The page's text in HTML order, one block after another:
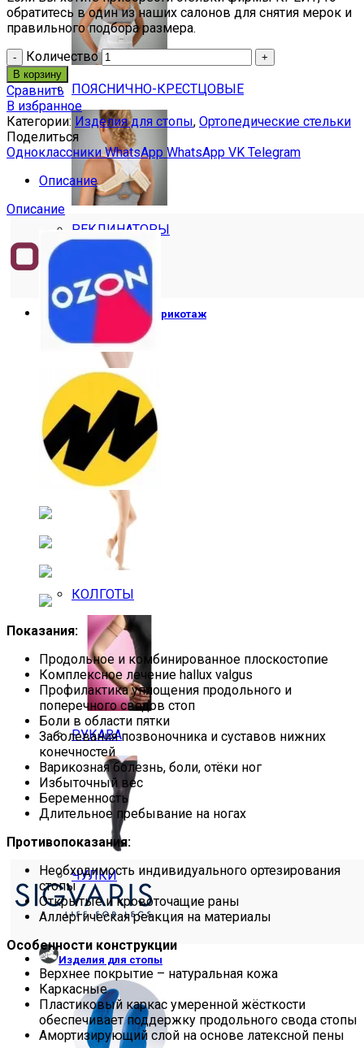
ПОЯСНИЧНО-КРЕСТЦОВЫЕ
РЕКЛИНАТОРЫ
Компрессионный трикотаж
ГОЛЬФЫ
КОЛГОТЫ
РУКАВА
ЧУЛКИ
Изделия для стопы
обратитесь в один из наших салонов для снятия мерок и
правильного подбора размера.
Количество
В корзину
Сравнить
В избранное
Категории: Изделия для стопы, Ортопедические стельки
Поделиться
Одноклассники WhatsApp WhatsApp VK Telegram
Описание
Описание
Показания:
Продольное и комбинированное плоскостопие
Комплексное лечение hallux valgus
Профилактика уплощения продольного и
поперечного сводов стоп
Боли в области пятки
Заболевания позвоночника и суставов нижних
конечностей
Варикозная болезнь, боли, отёки ног
Избыточный вес
Беременность
Длительное пребывание на ногах
Противопоказания:
Необходимость индивидуального ортезирования
стопы
Открытые и кровоточащие раны
Аллергическая реакция на материалы
Особенности конструкции
Верхнее покрытие – натуральная кожа
Каркасные
Пластиковый каркас умеренной жёсткости
обеспечивает поддержку продольного свода стопы
Амортизирующий слой на основе латексной пены